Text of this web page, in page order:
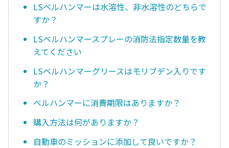
LSベルハンマーは水溶性、非水溶性のどちらで
すか？
LSベルハンマースプレーの消防法指定数量を教
えてください
LSベルハンマーグリースはモリブデン入りです
か？
ベルハンマーに消費期限はありますか？
購入方法は何がありますか？
自動車のミッションに添加して良いですか？